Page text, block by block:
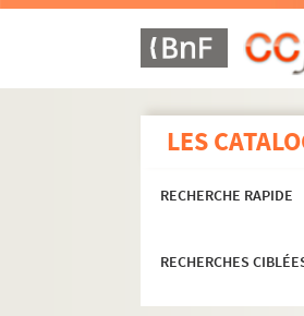
LES
RECHERCHE RAPIDE
RECHERCHES